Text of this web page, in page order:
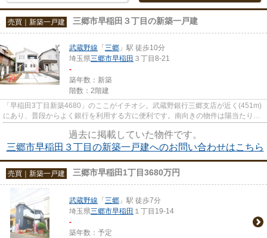
売買｜新築一戸建 三郷市早稲田３丁目の新築一戸建
武蔵野線 「 三郷 」駅 徒歩10分
埼玉県三郷市早稲田 ３丁目8-21
-
築年数：新築
階数：2階建
「早稲田3丁目新築4680」のここがイチオシ。武蔵野銀行三郷支店が近く(451m)
にあり、普段からよく銀行を利用する方に便利です。南向きの物件は陽当たりが
過去に掲載していた物件です。
三郷市早稲田３丁目の新築一戸建へのお問い合わせはこちら
売買｜新築一戸建 三郷市早稲田1丁目3680万円
武蔵野線 「 三郷 」駅 徒歩7分
埼玉県三郷市早稲田 １丁目19-14
-
築年数：予定